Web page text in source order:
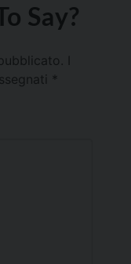
Say?
*